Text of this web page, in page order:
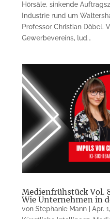
Hörsäle, sinkende
Industrie rund um
Professor Christian Döbel,
Gewerbevereins, lud...
Medienfrühstück Vol.
Wie Unternehmen in
von Stephanie Mann| Apr.